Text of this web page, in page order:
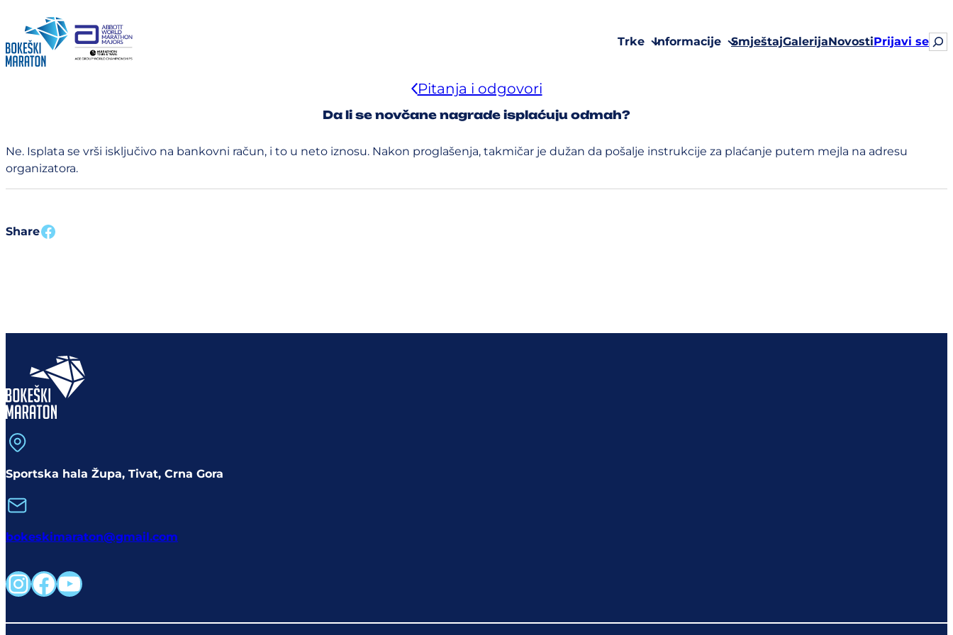
sadržaj
Trke Informacije SmještajGalerijaNovostiPrijavi se
Pitanja i odgovori
Da li se novčane nagrade isplaćuju odmah?
Ne. Isplata se vrši isključivo na bankovni račun, i to u neto iznosu. Nakon proglašenja, takmičar je dužan da pošalje instrukcije za plaćanje putem mejla na adresu
organizatora.
ShareShare on facebook
Sportska hala Župa, Tivat, Crna Gora
bokeskimaraton@gmail.com
Instagram
Facebook
YouTube